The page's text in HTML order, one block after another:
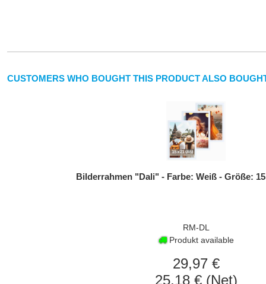
CUSTOMERS WHO BOUGHT THIS PRODUCT ALSO
Bilderrahmen "Dali" - Farbe: Weiß - Größe:
RM-DL
Produkt available
29,97 €
25,18 € (Net)